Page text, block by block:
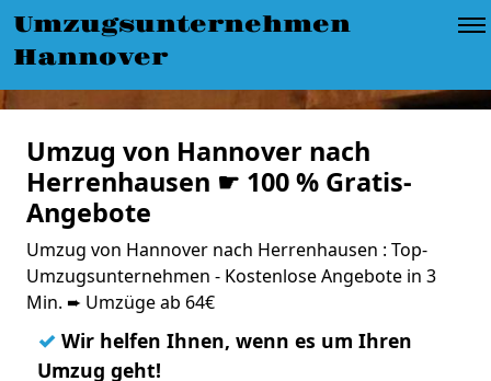
Umzugsunternehmen
Hannover
Umzug von Hannover nach
Herrenhausen ☛ 100 % Gratis-
Angebote
Umzug von Hannover nach Herrenhausen : Top-
Umzugsunternehmen - Kostenlose Angebote in 3
Min. ➨ Umzüge ab 64€
✓ Wir helfen Ihnen, wenn es um Ihren
Umzug geht!